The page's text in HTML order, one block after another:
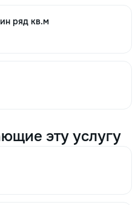
ряд кв.м
эту услугу